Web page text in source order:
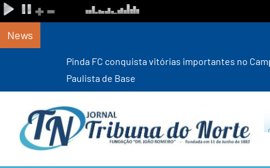
News
Pinda FC conquista vitórias importantes no Campeonato
Paulista de Base